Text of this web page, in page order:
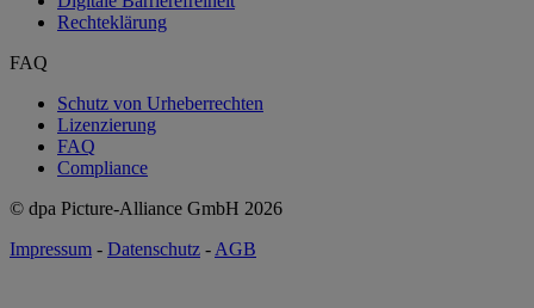
Rechteklärung
FAQ
Schutz von Urheberrechten
Lizenzierung
FAQ
Compliance
© dpa Picture-Alliance GmbH 2026
Impressum - Datenschutz - AGB